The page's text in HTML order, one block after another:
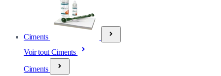
Ciments
Voir tout Ciments
Ciments